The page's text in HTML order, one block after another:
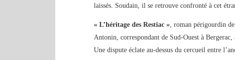
laissés. Soudain, il se retrouve confronté à cet
« L’héritage des Restiac », roman périgourdin
Antonin, correspondant de Sud-Ouest à
Une dispute éclate au-dessus du cercueil entre